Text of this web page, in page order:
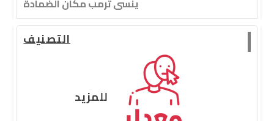
ينسى ترمب مكان الضمادة
التصنيف
للمزيد